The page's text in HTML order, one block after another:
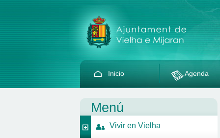
Inicio Agenda
Menú
Vivir en Vielha